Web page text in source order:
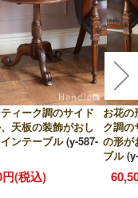
ィーク調のサイド
天板の装飾がおし
ンテーブル (y-587-
(税込)
お花の
ク調の
の形が
ブル